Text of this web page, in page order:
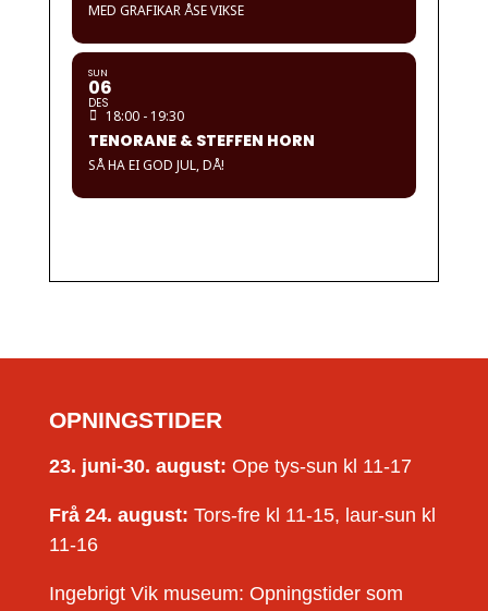
MED GRAFIKAR ÅSE VIKSE
SUN
06
DES
18:00 - 19:30
TENORANE & STEFFEN HORN
SÅ HA EI GOD JUL, DÅ!
OPNINGSTIDER
23. juni-30. august: Ope tys-sun kl 11-17
Frå 24. august: Tors-fre kl 11-15, laur-sun kl
11-16
Ingebrigt Vik museum: Opningstider som